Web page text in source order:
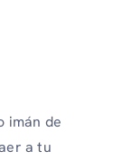
imán de
a tu